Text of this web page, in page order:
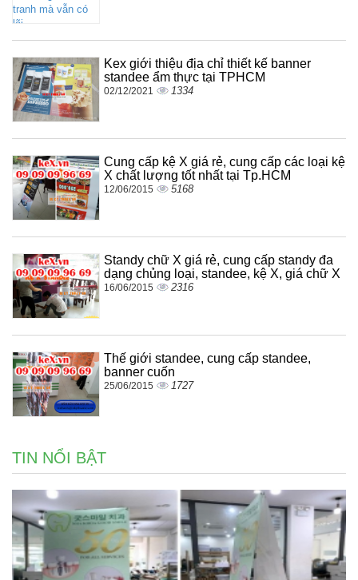
Kex giới thiệu địa chỉ thiết kế banner
standee ẩm thực tại TPHCM
02/12/2021 1334
Cung cấp kệ X giá rẻ, cung cấp các loại kệ
X chất lượng tốt nhất tại Tp.HCM
12/06/2015 5168
Standy chữ X giá rẻ, cung cấp standy đa
dạng chủng loại, standee, kệ X, giá chữ X
16/06/2015 2316
Thế giới standee, cung cấp standee,
banner cuốn
25/06/2015 1727
TIN NỔI BẬT